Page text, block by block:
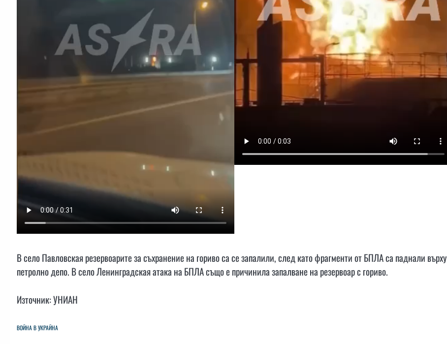
В село Павловская резервоарите за съхранение на гориво са се запалили, след като фрагменти от БПЛА са паднали върху
петролно депо. В село Ленинградская атака на БПЛА също е причинила запалване на резервоар с гориво.
Източник: УНИАН
ВОЙНА В УКРАЙНА